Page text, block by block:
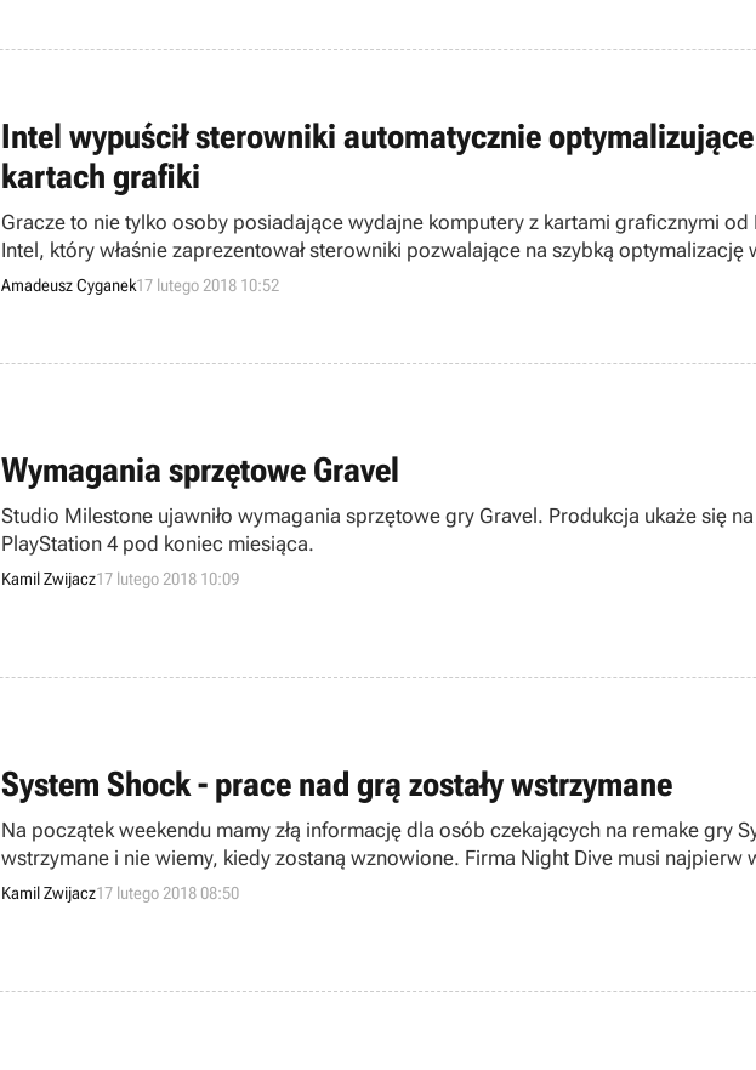
Intel wypuścił sterowniki automatycznie
kartach grafiki
Gracze to nie tylko osoby posiadające wydajne komputery z kartami graficznymi
Intel, który właśnie zaprezentował sterowniki pozwalające na szybką optymalizację
zintegrowanych z procesorami tej firmy.
Amadeusz Cyganek17 lutego 2018 10:52
Wymagania sprzętowe Gravel
Studio Milestone ujawniło wymagania sprzętowe gry Gravel. Produkcja ukaże się
PlayStation 4 pod koniec miesiąca.
Kamil Zwijacz17 lutego 2018 10:09
System Shock - prace nad grą zostały wstrzymane
Na początek weekendu mamy złą informację dla osób czekających na remake gry
wstrzymane i nie wiemy, kiedy zostaną wznowione. Firma Night Dive musi
Kamil Zwijacz17 lutego 2018 08:50